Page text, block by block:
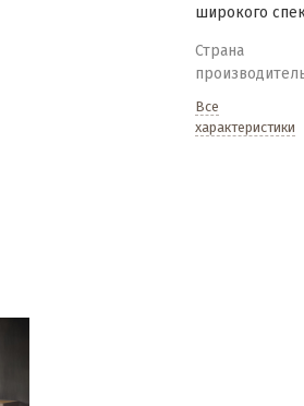
широкого
Страна
Все
характеристики